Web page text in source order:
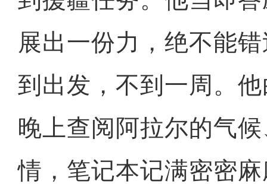
展出一份力，绝不能
到出发，不到一周。
晚上查阅阿拉尔的气
情，笔记本记满密密